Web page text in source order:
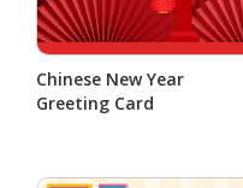
Chinese New Year
Greeting Card